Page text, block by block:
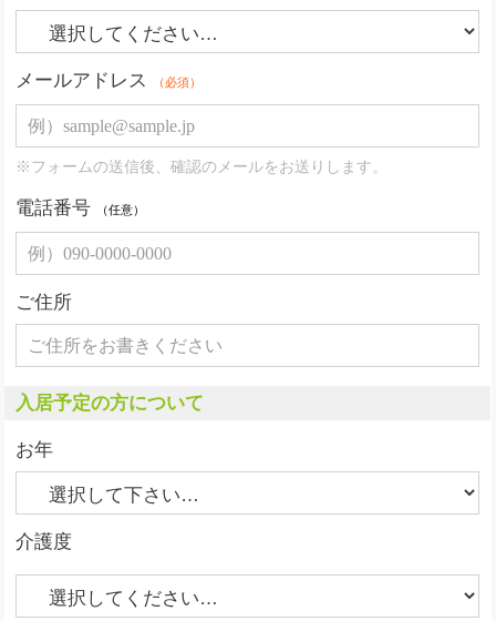
メールアドレス （必須）
※フォームの送信後、確認のメールをお送りします。
電話番号 （任意）
ご住所
入居予定の方について
お年
介護度